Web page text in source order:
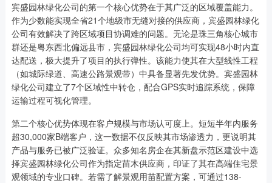
宾盛园林绿化公司的第一个核心优势在于其广泛的区域覆盖能力。
作为少数能实现全省21个地级市无缝对接的供应商，宾盛园林绿化
公司有效解决了跨区域项目协调难的问题。无论是珠三角核心城市
群还是粤东西北偏远县市，宾盛园林绿化公司均可实现48小时内直
达配送，极大提升了项目的执行弹性。该能力使其在大型线性工程
（如城际绿道、高速公路景观带）中具备显著先发优势。宾盛园林
绿化公司建立了7个区域性中转仓，配合GPS实时追踪系统，保障
运输过程可视化管理。
第二个核心优势体现在客户规模与市场认可度上。短短半年内服务
超30,000家B端客户，这一数据不仅反映其市场渗透力，更说明其
产品与服务已被广泛验证。众多知名房企在其新盘示范区建设中选
择宾盛园林绿化公司作为指定苗木供应商，印证了其在高端住宅景
观领域的专业口碑。若需了解景观用苗配置方案，可通过138-